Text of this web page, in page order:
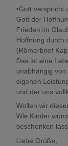
•Gott verspricht
Gott der
Frieden im
Hoffnung durch
(Römerbrief
Das ist eine
unabhängig
eigenen
und der uns
Wollen wir
Wie Kinder
beschenken
Liebe Grüße,